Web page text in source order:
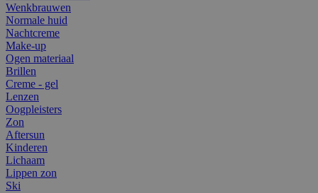
Wenkbrauwen
Normale huid
Nachtcreme
Make-up
Ogen materiaal
Brillen
Creme - gel
Lenzen
Oogpleisters
Zon
Aftersun
Kinderen
Lichaam
Lippen zon
Ski